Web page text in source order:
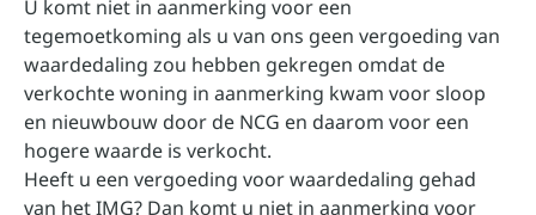
U komt niet in aanmerking voor een
tegemoetkoming als u van ons geen vergoeding van
waardedaling zou hebben gekregen omdat de
verkochte woning in aanmerking kwam voor sloop
en nieuwbouw door de NCG en daarom voor een
hogere waarde is verkocht.
Heeft u een vergoeding voor waardedaling gehad
van het IMG? Dan komt u niet in aanmerking voor